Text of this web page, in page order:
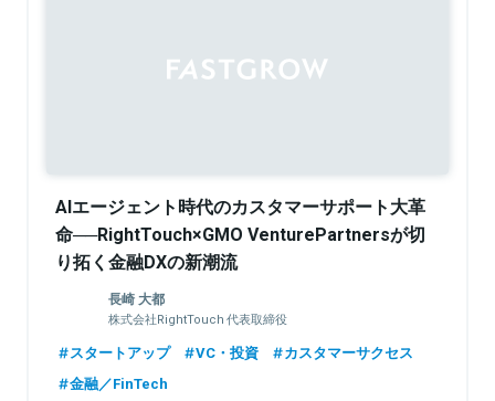
AIエージェント時代のカスタマーサポート大革
命──RightTouch×GMO VenturePartnersが切
り拓く金融DXの新潮流
長崎 大都
株式会社RightTouch 代表取締役
スタートアップ VC・投資
カスタマーサクセス
金融／FinTech